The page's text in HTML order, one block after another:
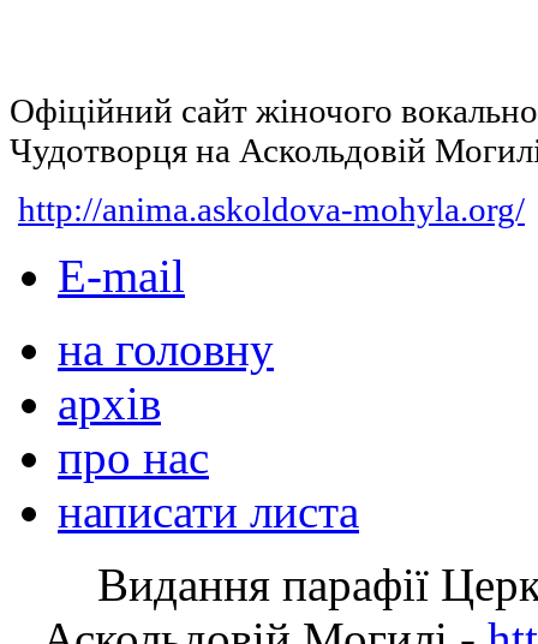
Офіційний сайт жіночого
Чудотворця на Аскольдовій
http://anima.askoldova-mohyla.org/
E-mail
на головну
архів
про нас
написати листа
Видання парафії